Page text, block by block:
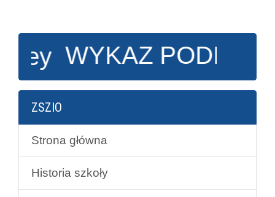
WYKAZ
ZSZIO
Strona główna
Historia szkoły